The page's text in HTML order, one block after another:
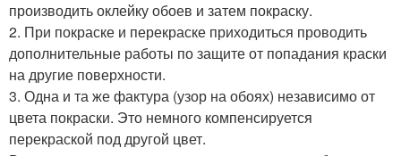
производить оклейку обоев и затем покраску.
2. При покраске и перекраске приходиться проводить
дополнительные работы по защите от попадания краски
на другие поверхности.
3. Одна и та же фактура (узор на обоях) независимо от
цвета покраски. Это немного компенсируется
перекраской под другой цвет.